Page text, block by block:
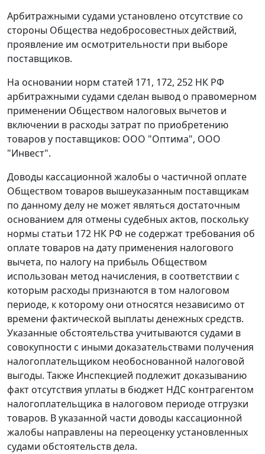
Арбитражными судами установлено отсутствие со
стороны Общества недобросовестных действий,
проявление им осмотрительности при выборе
поставщиков.
На основании норм статей 171, 172, 252 НК РФ
арбитражными судами сделан вывод о правомерном
применении Обществом налоговых вычетов и
включении в расходы затрат по приобретению
товаров у поставщиков: ООО "Оптима", ООО
"Инвест".
Доводы кассационной жалобы о частичной оплате
Обществом товаров вышеуказанным поставщикам
по данному делу не может являться достаточным
основанием для отмены судебных актов, поскольку
нормы статьи 172 НК РФ не содержат требования об
оплате товаров на дату применения налогового
вычета, по налогу на прибыль Обществом
использован метод начисления, в соответствии с
которым расходы признаются в том налоговом
периоде, к которому они относятся независимо от
времени фактической выплаты денежных средств.
Указанные обстоятельства учитываются судами в
совокупности с иными доказательствами получения
налогоплательщиком необоснованной налоговой
выгоды. Также Инспекцией подлежит доказыванию
факт отсутствия уплаты в бюджет НДС контрагентом
налогоплательщика в налоговом периоде отгрузки
товаров. В указанной части доводы кассационной
жалобы направлены на переоценку установленных
судами обстоятельств дела.